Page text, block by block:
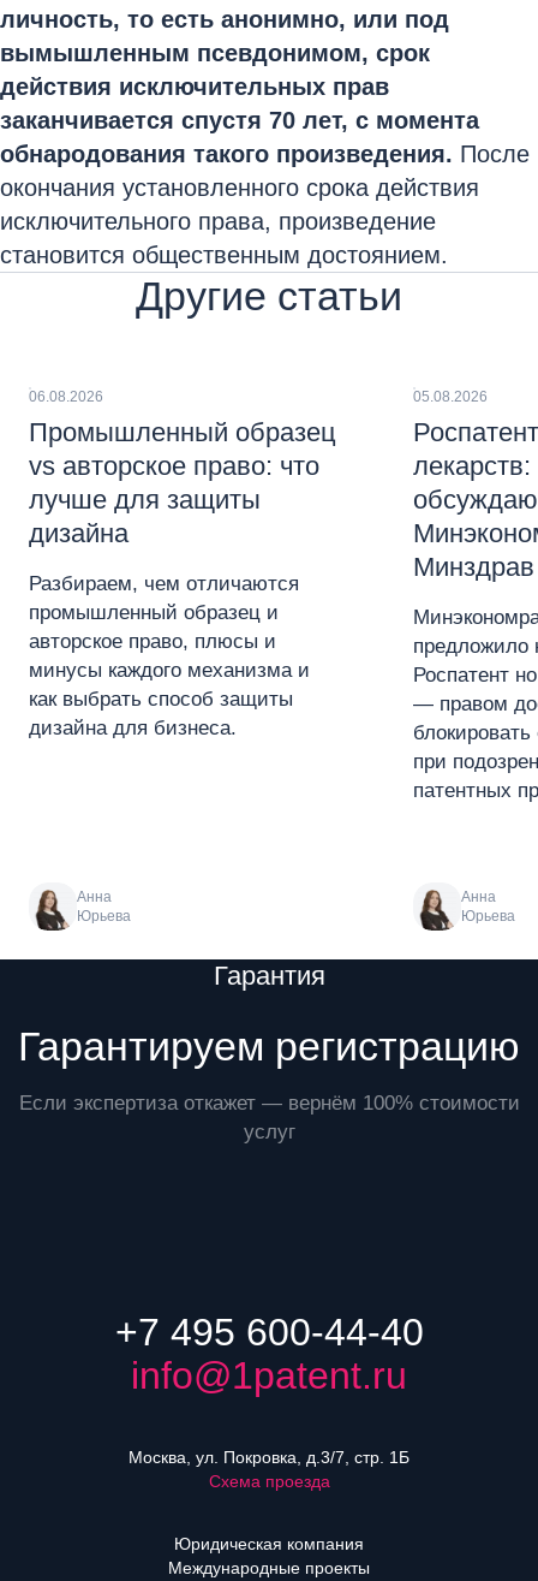
личность, то есть анонимно, или под
вымышленным псевдонимом, срок
действия исключительных прав
заканчивается спустя 70 лет, с момента
обнародования такого произведения. После
окончания установленного срока действия
исключительного права, произведение
становится общественным достоянием.
Другие статьи
06.08.2026
Промышленный образец
vs авторское право: что
лучше для защиты
дизайна
Разбираем, чем отличаются
промышленный образец и
авторское право, плюсы и
минусы каждого механизма и
как выбрать способ защиты
дизайна для бизнеса.
Анна
Юрьева
05.08.2026
лекарств:
Минздрав
предложило
Роспатент
— правом
блокировать
при
патентных
Анна
Юрьева
Гарантия
Гарантируем регистрацию
Если экспертиза откажет — вернём 100% стоимости
услуг
+7 495 600-44-40
info@1patent.ru
Москва, ул. Покровка, д.3/7, стр. 1Б
Схема проезда
Юридическая компания
Международные проекты